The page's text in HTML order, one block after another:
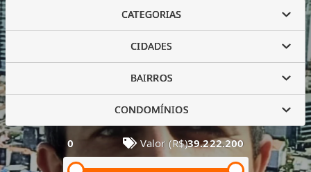
CATEGORIAS
CIDADES
BAIRROS
CONDOMÍNIOS
0 Valor (R$)39.222.200